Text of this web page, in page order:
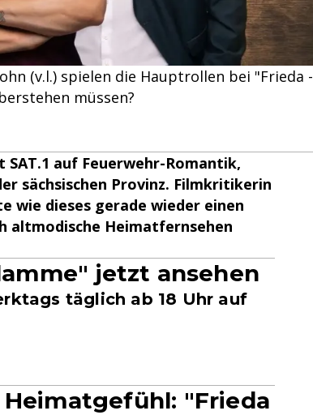
(v.l.) spielen die Hauptrollen bei "Frieda -
müssen?
auf Feuerwehr-Romantik,
sächsischen Provinz. Filmkritikerin
wie dieses gerade wieder einen
altmodische Heimatfernsehen
jetzt ansehen
täglich ab 18 Uhr auf
"Frieda